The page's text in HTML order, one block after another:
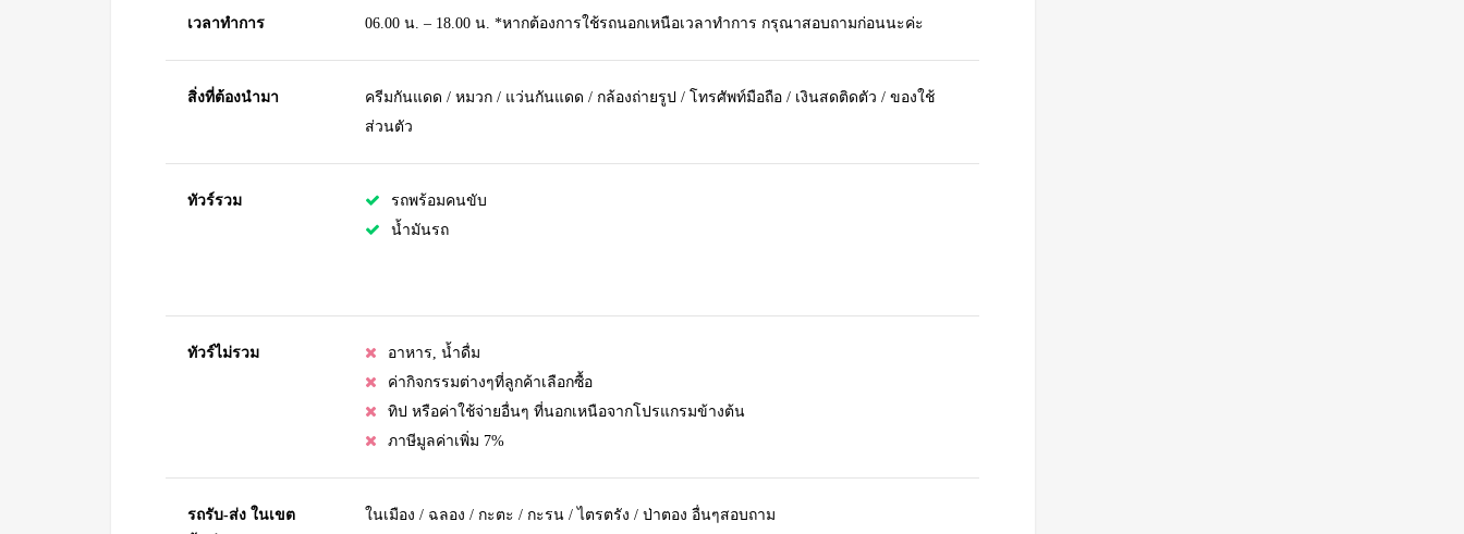
เวลาทำการ 06.00 น. – 18.00 น. *หากต้องการใช้รถนอกเหนือเวลาทำการ กรุณาสอบถามก่อนนะค่ะ
สิ่งที่ต้องนำมา
ครีมกันแดด / หมวก / แว่นกันแดด / กล้องถ่ายรูป / โทรศัพท์มือถือ / เงินสดติดตัว / ของใช้
ส่วนตัว
ทัวร์รวม
รถพร้อมคนขับ
น้ำมันรถ
ทัวร์ไม่รวม
อาหาร, น้ำดื่ม
ค่ากิจกรรมต่างๆที่ลูกค้าเลือกซื้อ
ทิป หรือค่าใช้จ่ายอื่นๆ ที่นอกเหนือจากโปรแกรมข้างต้น
ภาษีมูลค่าเพิ่ม 7%
รถรับ-ส่ง ในเขต
ในเมือง / ฉลอง / กะตะ / กะรน / ไตรตรัง / ป่าตอง อื่นๆสอบถาม